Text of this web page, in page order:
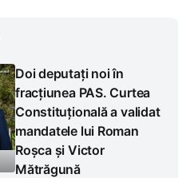
Doi deputați noi în
fracțiunea PAS. Curtea
Constituțională a validat
mandatele lui Roman
Roșca și Victor
Mătrăgună